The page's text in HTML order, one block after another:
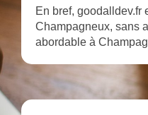
En bref, goodalldev.fr
Champagneux, sans
abordable à